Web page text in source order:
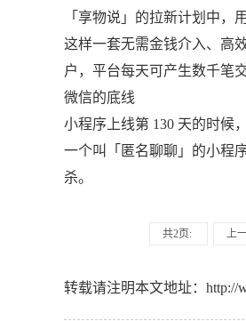
「享物说」的拉新计划中，
这样一套无需金钱介入、高
户，平台每天可产生数千笔交
微信的底线
小程序上线第 130 天的时候
一个叫「匿名聊聊」的小程
杀。
共2页: 上
转载请注明本文地址： http://